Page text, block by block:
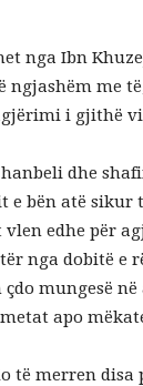
nga Ibn
ngjashëm me
i gjithë
dhe
e bën atë sikur
edhe për
nga dobitë e
çdo mungesë
apo
të merren